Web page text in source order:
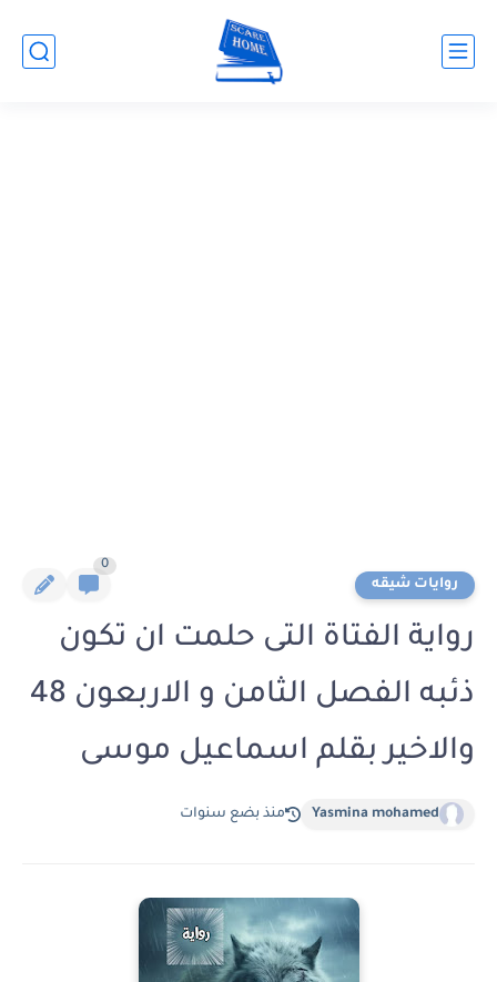
روايات شيقه
0
رواية الفتاة التى حلمت ان تكون
ذئبه الفصل الثامن و الاربعون 48
والاخير بقلم اسماعيل موسى
Yasmina mohamed منذ بضع سنوات